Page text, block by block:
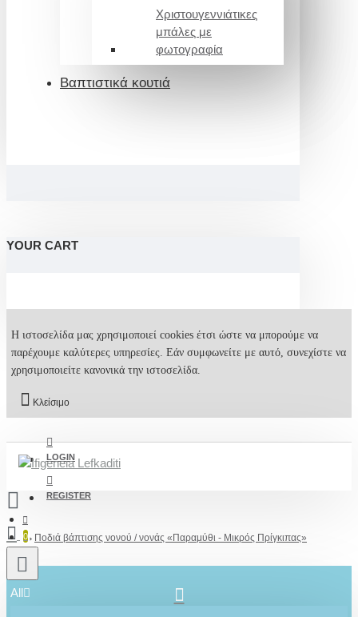
Χριστουγεννιάτικες
μπάλες με
φωτογραφία
Βαπτιστικά κουτιά
YOUR CART
Η ιστοσελίδα μας χρησιμοποιεί cookies έτσι ώστε να μπορούμε να
παρέχουμε καλύτερες υπηρεσίες. Εάν συμφωνείτε με αυτό, συνεχίστε να
χρησιμοποιείτε κανονικά την ιστοσελίδα.
Κλείσιμο
LOGIN
REGISTER
0
All
Ποδιά βάπτισης νονού / νονάς «Παραμύθι - Μικρός Πρίγκιπας»